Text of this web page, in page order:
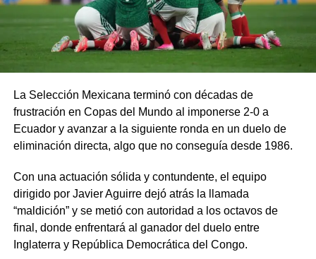
La Selección Mexicana terminó con décadas de
frustración en Copas del Mundo al imponerse 2-0 a
Ecuador y avanzar a la siguiente ronda en un duelo de
eliminación directa, algo que no conseguía desde 1986.
Con una actuación sólida y contundente, el equipo
dirigido por Javier Aguirre dejó atrás la llamada
“maldición” y se metió con autoridad a los octavos de
final, donde enfrentará al ganador del duelo entre
Inglaterra y República Democrática del Congo.